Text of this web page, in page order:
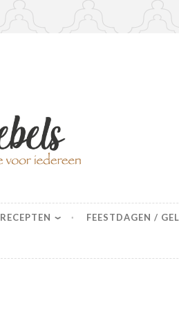
RECEPTEN FEESTDAGEN /